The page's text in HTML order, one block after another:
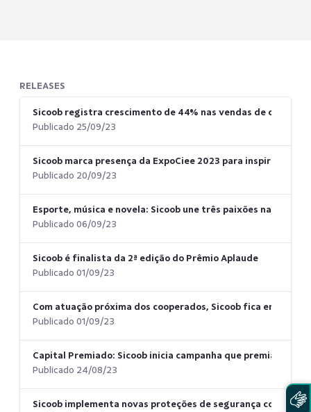
RELEASES
Sicoob registra crescimento de 44% nas vendas de
Publicado 25/09/23
Sicoob marca presença da ExpoCiee 2023 para inspirar
Publicado 20/09/23
Esporte, música e novela: Sicoob une três paixões
Publicado 06/09/23
Sicoob é finalista da 2ª edição do Prêmio Aplaude
Publicado 01/09/23
Com atuação próxima dos cooperados, Sicoob fica entre
Publicado 01/09/23
Capital Premiado: Sicoob inicia campanha que premiará
Publicado 24/08/23
Sicoob implementa novas proteções de segurança